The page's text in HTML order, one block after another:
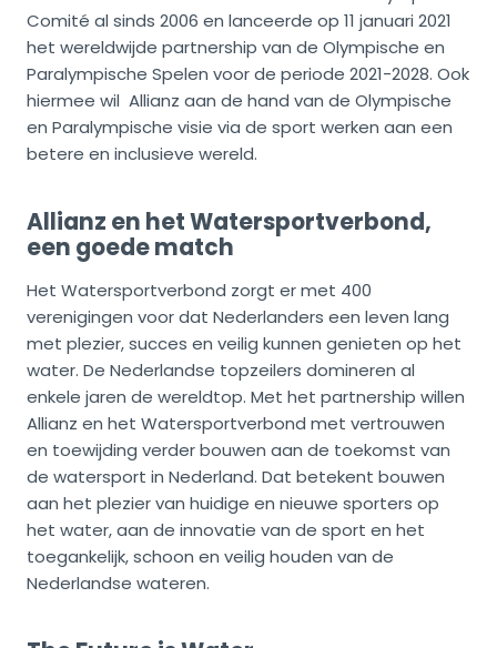
Comité al sinds 2006 en lanceerde op 11 januari 2021
het wereldwijde partnership van de Olympische en
Paralympische Spelen voor de periode 2021-2028. Ook
hiermee wil Allianz aan de hand van de Olympische
en Paralympische visie via de sport werken aan een
betere en inclusieve wereld.
Allianz en het Watersportverbond,
een goede match
Het Watersportverbond zorgt er met 400
verenigingen voor dat Nederlanders een leven lang
met plezier, succes en veilig kunnen genieten op het
water. De Nederlandse topzeilers domineren al
enkele jaren de wereldtop. Met het partnership willen
Allianz en het Watersportverbond met vertrouwen
en toewijding verder bouwen aan de toekomst van
de watersport in Nederland. Dat betekent bouwen
aan het plezier van huidige en nieuwe sporters op
het water, aan de innovatie van de sport en het
toegankelijk, schoon en veilig houden van de
Nederlandse wateren.